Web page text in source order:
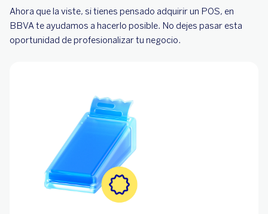
Ahora que la viste, si tienes pensado adquirir un POS, en
BBVA te ayudamos a hacerlo posible. No dejes pasar esta
oportunidad de profesionalizar tu negocio.